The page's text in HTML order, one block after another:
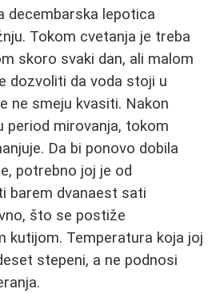
decembarska lepotica
Tokom cvetanja je treba
skoro svaki dan, ali malom
dozvoliti da voda stoji u
ne smeju kvasiti. Nakon
period mirovanja, tokom
Da bi ponovo dobila
potrebno joj je od
barem dvanaest sati
što se postiže
kutijom. Temperatura koja joj
stepeni, a ne podnosi